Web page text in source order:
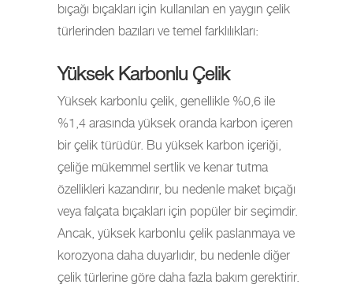
bıçağı bıçakları için kullanılan en yaygın çelik
türlerinden bazıları ve temel farklılıkları:
Yüksek Karbonlu Çelik
Yüksek karbonlu çelik, genellikle %0,6 ile
%1,4 arasında yüksek oranda karbon içeren
bir çelik türüdür. Bu yüksek karbon içeriği,
çeliğe mükemmel sertlik ve kenar tutma
özellikleri kazandırır, bu nedenle maket bıçağı
veya falçata bıçakları için popüler bir seçimdir.
Ancak, yüksek karbonlu çelik paslanmaya ve
korozyona daha duyarlıdır, bu nedenle diğer
çelik türlerine göre daha fazla bakım gerektirir.